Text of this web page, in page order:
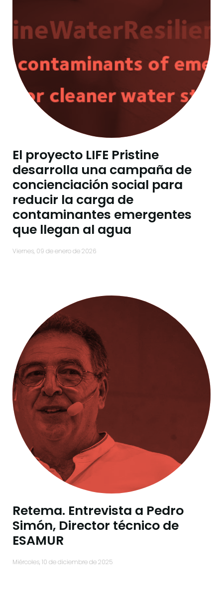
El proyecto LIFE Pristine
desarrolla una campaña de
concienciación social para
reducir la carga de
contaminantes emergentes
que llegan al agua
viernes, 09 de enero de 2026
Retema. Entrevista a Pedro
Simón, Director técnico de
ESAMUR
miércoles, 10 de diciembre de 2025